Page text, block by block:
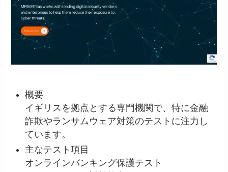
概要
イギリスを拠点とする専門機関で、特に金融
詐欺やランサムウェア対策のテストに注力し
ています。
主なテスト項目
オンラインバンキング保護テスト